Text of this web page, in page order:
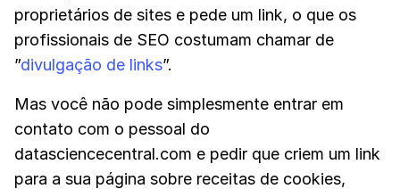
proprietários de sites e pede um link, o que os
profissionais de SEO costumam chamar de
”divulgação de links”.
Mas você não pode simplesmente entrar em
contato com o pessoal do
datasciencecentral.com e pedir que criem um link
para a sua página sobre receitas de cookies,